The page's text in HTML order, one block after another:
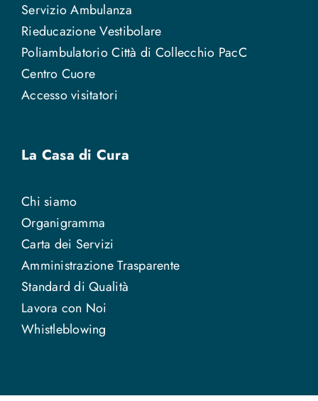
Servizio Ambulanza
Rieducazione Vestibolare
Poliambulatorio Città di Collecchio PacC
Centro Cuore
Accesso visitatori
La Casa di Cura
Chi siamo
Organigramma
Carta dei Servizi
Amministrazione Trasparente
Standard di Qualità
Lavora con Noi
Whistleblowing